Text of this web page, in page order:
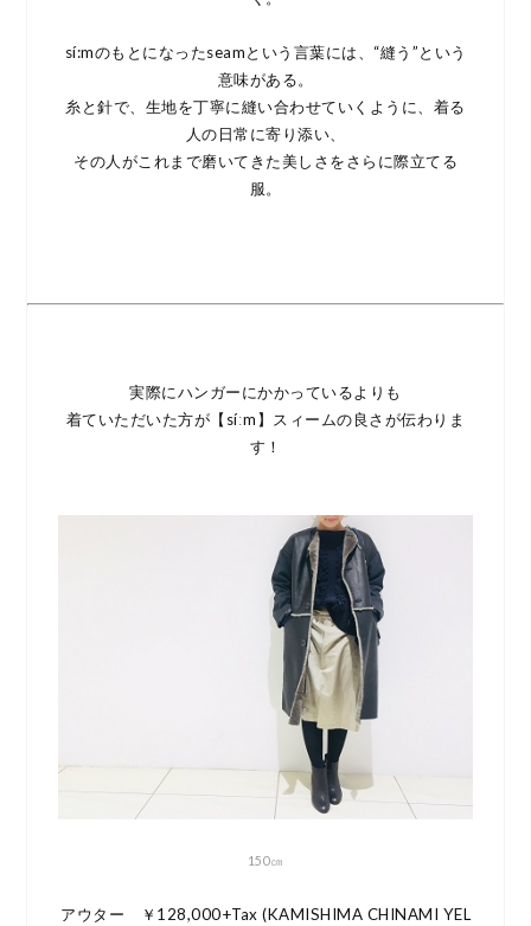
sí:mのもとになったseamという言葉には、“縫う”という
意味がある。
糸と針で、生地を丁寧に縫い合わせていくように、着る
人の日常に寄り添い、
その人がこれまで磨いてきた美しさをさらに際立てる
服。
実際にハンガーにかかっているよりも
着ていただいた方が【síːm】スィームの良さが伝わりま
す！
150㎝
アウター ￥128,000+Tax (KAMISHIMA CHINAMI YEL